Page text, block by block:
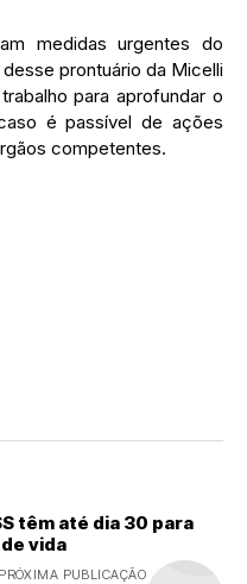
medidas urgentes do
prontuário da Micelli
para aprofundar o
é passível de ações
competentes.
têm até dia 30 para
vida
PRÓXIMA PUBLICAÇÃO